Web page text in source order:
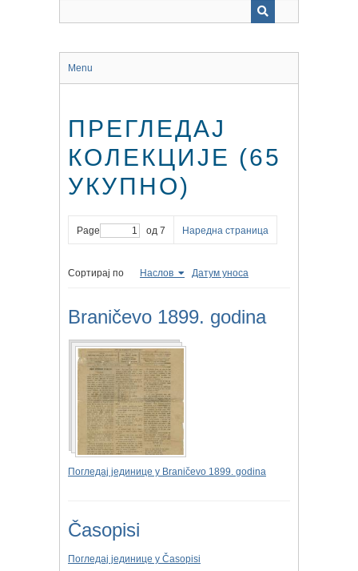
Menu
ПРЕГЛЕДАЈ
КОЛЕКЦИЈЕ (65
УКУПНО)
Page од 7 Наредна страница
Сортирај по Наслов Датум уноса
Braničevo 1899. godina
Погледај јединице у Braničevo 1899. godina
Časopisi
Погледај јединице у Časopisi